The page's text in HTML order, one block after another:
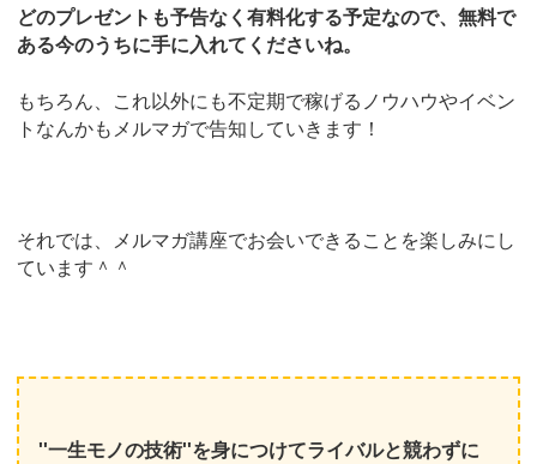
どのプレゼントも予告なく有料化する予定なので、無料で
ある今のうちに手に入れてくださいね。
もちろん、これ以外にも不定期で稼げるノウハウやイベン
トなんかもメルマガで告知していきます！
それでは、メルマガ講座でお会いできることを楽しみにし
ています＾＾
''一生モノの技術''を身につけてライバルと競わずに